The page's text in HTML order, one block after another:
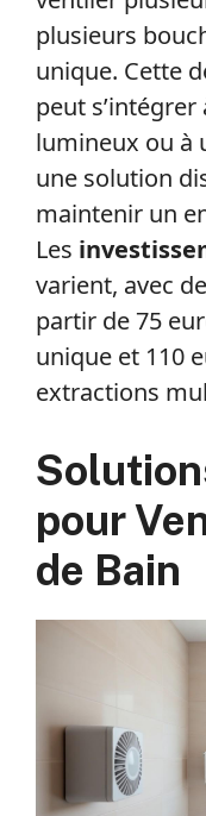
plusieurs
unique. Cette
peut
lumineux ou à
une solution
maintenir un
Les
varient, avec
partir de 75
unique et 110
extractions
pour
de Bain